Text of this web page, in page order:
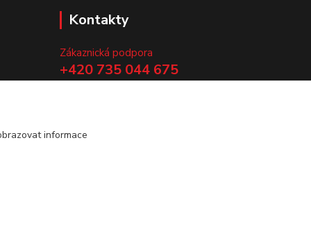
Kontakty
Zákaznická podpora
+420 735 044 675
informace